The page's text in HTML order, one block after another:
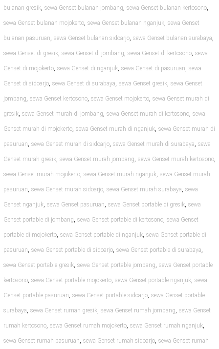
bulanan gresik, sewa Genset bulanan jombang, sewa Genset bulanan kertosono,
sewa Genset bulanan mojokerto, sewa Genset bulanan nganjuk, sewa Genset
bulanan pasuruan, sewa Genset bulanan sidoarjo, sewa Genset bulanan surabaya,
sewa Genset di gresik, sewa Genset di jombang, sewa Genset di kertosono, sewa
Genset di mojokerto, sewa Genset di nganjuk, sewa Genset di pasuruan, sewa
Genset di sidoarjo, sewa Genset di surabaya, sewa Genset gresik, sewa Genset
jombang, sewa Genset kertosono, sewa Genset mojokerto, sewa Genset murah di
gresik, sewa Genset murah di jombang, sewa Genset murah di kertosono, sewa
Genset murah di mojokerto, sewa Genset murah di nganjuk, sewa Genset murah di
pasuruan, sewa Genset murah di sidoarjo, sewa Genset murah di surabaya, sewa
Genset murah gresik, sewa Genset murah jombang, sewa Genset murah kertosono,
sewa Genset murah mojokerto, sewa Genset murah nganjuk, sewa Genset murah
pasuruan, sewa Genset murah sidoarjo, sewa Genset murah surabaya, sewa
Genset nganjuk, sewa Genset pasuruan, sewa Genset portable di gresik, sewa
Genset portable di jombang, sewa Genset portable di kertosono, sewa Genset
portable di mojokerto, sewa Genset portable di nganjuk, sewa Genset portable di
pasuruan, sewa Genset portable di sidoarjo, sewa Genset portable di surabaya,
sewa Genset portable gresik, sewa Genset portable jombang, sewa Genset portable
kertosono, sewa Genset portable mojokerto, sewa Genset portable nganjuk, sewa
Genset portable pasuruan, sewa Genset portable sidoarjo, sewa Genset portable
surabaya, sewa Genset rumah gresik, sewa Genset rumah jombang, sewa Genset
rumah kertosono, sewa Genset rumah mojokerto, sewa Genset rumah nganjuk,
sewa Genset rumah pasuruan, sewa Genset rumah sidoarjo, sewa Genset rumah